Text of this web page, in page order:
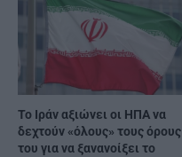
Το Ιράν αξιώνει οι ΗΠΑ να
δεχτούν «όλους» τους όρους
του για να ξανανοίξει το